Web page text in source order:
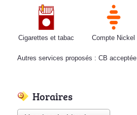
Cigarettes et tabac Compte Nickel
Autres services proposés : CB acceptée
Horaires